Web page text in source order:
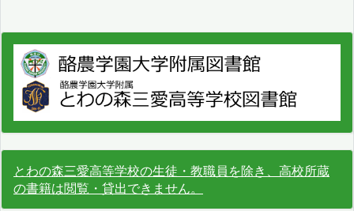
とわの森三愛高等学校の生徒・教職員を除き、高校所蔵
の書籍は閲覧・貸出できません。